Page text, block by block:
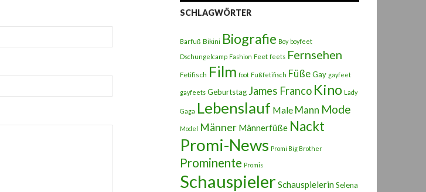
SCHLAGWÖRTER
Barfuß Bikini Biografie Boy boyfeet
Dschungelcamp Fashion Feet feets Fernsehen
Fetifisch Film foot Fußfetifisch FüßeGay gayfeet
gayfeets Geburtstag James Franco Kino Lady
Gaga Lebenslauf Male Mann Mode
Model Männer Männerfüße Nackt
Promi-News Promi Big Brother
Prominente Promis
Schauspieler Schauspielerin Selena